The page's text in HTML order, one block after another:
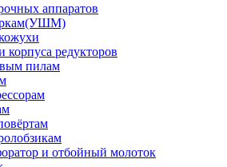
аппаратов
корпуса редукторов
пилам
и отбойный молоток